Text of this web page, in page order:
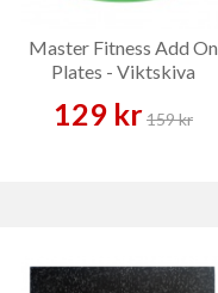
Master Fitness Add On
Plates - Viktskiva
129 kr159 kr